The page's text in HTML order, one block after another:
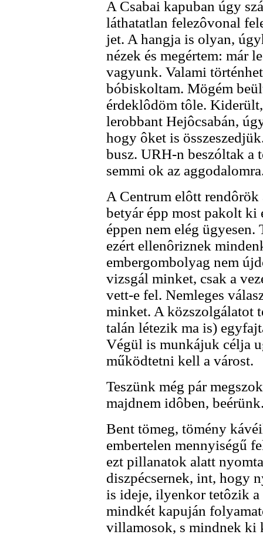
A Csabai kapuban úgy
láthatatlan felezôvonal
jet. A hangja is olyan,
nézek és megértem: már
vagyunk. Valami
bóbiskoltam. Mögém
érdeklôdöm tôle.
lerobbant Hejôcsabán,
hogy ôket is
busz. URH-n beszóltak a
semmi ok az
A Centrum elôtt
betyár épp most pakolt ki
éppen nem elég
ezért ellenôriznek
embergombolyag nem
vizsgál minket, csak a
vett-e fel. Nemleges
minket. A közszolgálatot
talán létezik ma is)
Végül is munkájuk célja
működtetni kell a várost.
Teszünk még pár
majdnem idôben,
Bent tömeg, tömény
embertelen mennyiségű
ezt pillanatok alatt
diszpécsernek, int, hogy
is ideje, ilyenkor tetôzik a
mindkét kapuján
villamosok, s mindnek ki